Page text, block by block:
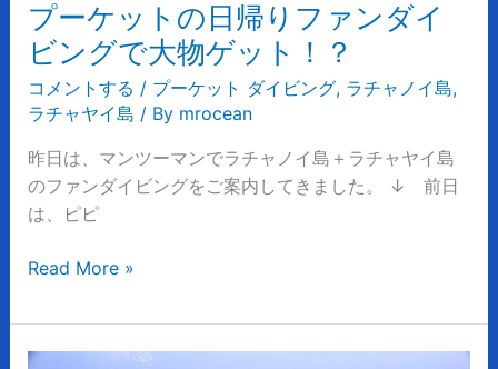
プーケットの日帰りファンダイ
ビングで大物ゲット！？
コメントする / プーケット ダイビング, ラチャノイ島,
ラチャヤイ島 / By mrocean
昨日は、マンツーマンでラチャノイ島＋ラチャヤイ島
のファンダイビングをご案内してきました。 ↓ 前日
は、ピピ
イ
ビ
ン
グ
で
大
物
ゲ
ト！？
Read More »
ピ